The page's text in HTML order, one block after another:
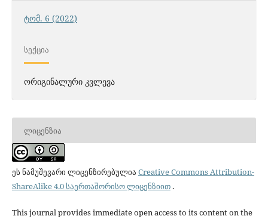
ტომ. 6 (2022)
ᲡᲔᲥᲪᲘᲐ
ორიგინალური კვლევა
ᲚᲘᲪᲔᲜᲖᲘᲐ
ეს ნამუშევარი ლიცენზირებულია Creative Commons Attribution-
ShareAlike 4.0 საერთაშორისო ლიცენზიით.
This journal provides immediate open access to its content on the